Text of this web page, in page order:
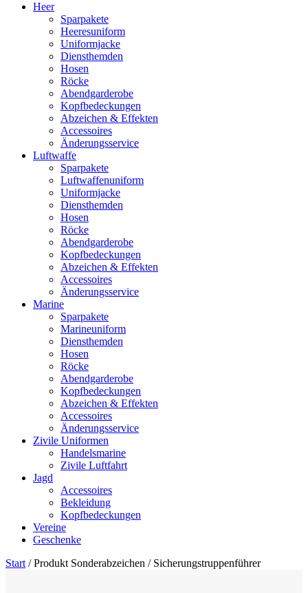
Heer
Sparpakete
Heeresuniform
Uniformjacke
Diensthemden
Hosen
Röcke
Abendgarderobe
Kopfbedeckungen
Abzeichen & Effekten
Accessoires
Änderungsservice
Luftwaffe
Sparpakete
Luftwaffenuniform
Uniformjacke
Diensthemden
Hosen
Röcke
Abendgarderobe
Kopfbedeckungen
Abzeichen & Effekten
Accessoires
Änderungsservice
Marine
Sparpakete
Marineuniform
Diensthemden
Hosen
Röcke
Abendgarderobe
Kopfbedeckungen
Abzeichen & Effekten
Accessoires
Änderungsservice
Zivile Uniformen
Handelsmarine
Zivile Luftfahrt
Jagd
Accessoires
Bekleidung
Kopfbedeckungen
Vereine
Geschenke
Start / Produkt Sonderabzeichen / Sicherungstruppenführer